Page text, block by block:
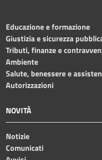
Educazione e formazione
Giustizia e sicurezza
Tributi, finanze e
Ambiente
Salute, benessere e
Autorizzazioni
NOVITÀ
Notizie
Comunicati